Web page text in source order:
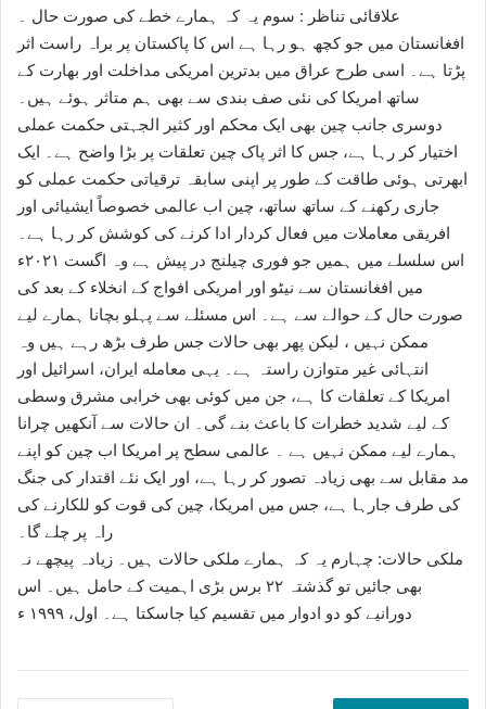
علاقائی تناظر : سوم یہ کہ ہمارے خطے کی صورت حال ۔
افغانستان میں جو کچھ ہو رہا ہے اس کا پاکستان پر براہ راست اثر
پڑتا ہے۔ اسی طرح عراق میں بدترین امریکی مداخلت اور بھارت کے
ساتھ امریکا کی نئی صف بندی سے بھی ہم متاثر ہوئے ہیں۔
دوسری جانب چین بھی ایک محکم اور کثیر الجہتی حکمت عملی
اختیار کر رہا ہے، جس کا اثر پاک چین تعلقات پر بڑا واضح ہے۔ ایک
ابھرتی ہوئی طاقت کے طور پر اپنی سابقہ ترقیاتی حکمت عملی کو
جاری رکھنے کے ساتھ ساتھ، چین اب عالمی خصوصاً ایشیائی اور
افریقی معاملات میں فعال کردار ادا کرنے کی کوشش کر رہا ہے۔
اس سلسلے میں ہمیں جو فوری چیلنج در پیش ہے وہ اگست ۲۰۲۱ء
میں افغانستان سے نیٹو اور امریکی افواج کے انخلاء کے بعد کی
صورت حال کے حوالے سے ہے۔ اس مسئلے سے پہلو بچانا ہمارے لیے
ممکن نہیں ، لیکن پھر بھی حالات جس طرف بڑھ رہے ہیں وہ
انتہائی غیر متوازن راستہ ہے۔ یہی معامله ایران، اسرائیل اور
امریکا کے تعلقات کا ہے، جن میں کوئی بھی خرابی مشرق وسطی
کے لیے شدید خطرات کا باعث بنے گی۔ ان حالات سے آنکھیں چرانا
ہمارے لیے ممکن نہیں ہے ۔ عالمی سطح پر امریکا اب چین کو اپنے
مد مقابل سے بھی زیادہ تصور کر رہا ہے، اور ایک نئے اقتدار کی جنگ
کی طرف جارہا ہے، جس میں امریکا، چین کی قوت کو للکارنے کی
راہ پر چلے گا۔
ملکی حالات: چہارم یہ کہ ہمارے ملکی حالات ہیں۔ زیادہ پیچھے نہ
بھی جائیں تو گذشتہ ۲۲ برس بڑی اہمیت کے حامل ہیں۔ اس
دورانیے کو دو ادوار میں تقسیم کیا جاسکتا ہے۔ اول، ۱۹۹۹ ء